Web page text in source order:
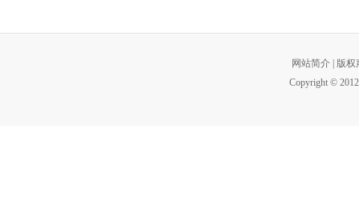
网站简介
版权
Copyright ©